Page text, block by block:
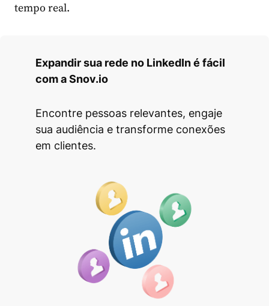
tempo real.
Expandir sua rede no LinkedIn é fácil
com a Snov.io
Encontre pessoas relevantes, engaje
sua audiência e transforme conexões
em clientes.